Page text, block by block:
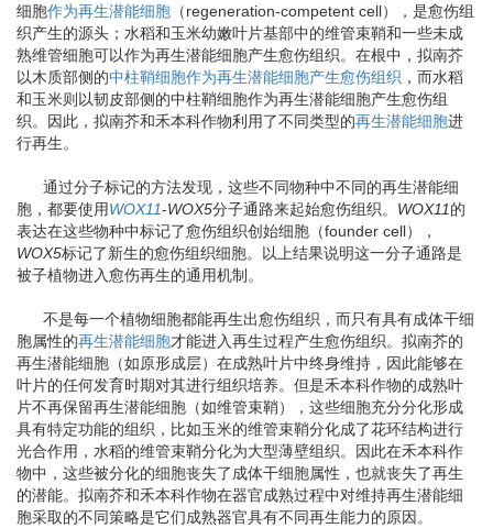
细胞作为再生潜能细胞 （regeneration-competent cell），是愈伤组
织产生的源头；水稻和玉米幼嫩叶片基部中的维管束鞘和一些未成
熟维管细胞可以作为再生潜能细胞产生愈伤组织。在根中，拟南芥
以木质部侧的中柱鞘细胞作为再生潜能细胞产生愈伤组织 ，而水稻
和玉米则以韧皮部侧的中柱鞘细胞作为再生潜能细胞产生愈伤组
织。因此，拟南芥和禾本科作物利用了不同类型的再生潜能细胞进
行再生。
通过分子标记的方法发现，这些不同物种中不同的再生潜能细
胞，都要使用WOX11-WOX5分子通路来起始愈伤组织。 WOX11的
表达在这些物种中标记了愈伤组织创始细胞（founder cell），
WOX5标记了新生的愈伤组织细胞。以上结果说明这一分子通路是
被子植物进入愈伤再生的通用机制。
不是每一个植物细胞都能再生出愈伤组织，而只有具有成体干细
胞属性的再生潜能细胞才能进入再生过程产生愈伤组织。拟南芥的
再生潜能细胞（如原形成层）在成熟叶片中终身维持，因此能够在
叶片的任何发育时期对其进行组织培养。但是禾本科作物的成熟叶
片不再保留再生潜能细胞（如维管束鞘），这些细胞充分分化形成
具有特定功能的组织，比如玉米的维管束鞘分化成了花环结构进行
光合作用，水稻的维管束鞘分化为大型薄壁组织。因此在禾本科作
物中，这些被分化的细胞丧失了成体干细胞属性，也就丧失了再生
的潜能。拟南芥和禾本科作物在器官成熟过程中对维持再生潜能细
胞采取的不同策略是它们成熟器官具有不同再生能力的原因。